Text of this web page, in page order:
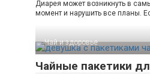
Диарея может возникнуть в
момент и нарушить все планы.
Чай и здоровье
Чайные пакетики